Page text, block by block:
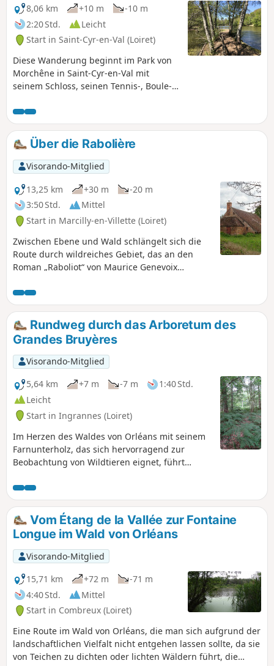
8,06 km
+10 m
-10 m
2:20 Std.
Leicht
Start in Saint-Cyr-en-Val (Loiret)
Diese Wanderung beginnt im Park von
Morchêne in Saint-Cyr-en-Val mit
seinem Schloss, seinen Tennis-, Boule-
Trimm-dich-Pfad und führt dann den
gleichnamigen Bach hinauf. Eine von
Bäumen gesäumte Strecke, sehr
angenehm für einen Familienausflug
südlich des Ballungsraums Orléans.
Über die Rabolière
Visorando-Mitglied
13,25 km
+30 m
-20 m
3:50 Std.
Mittel
Start in Marcilly-en-Villette (Loiret)
Zwischen Ebene und Wald schlängelt sich die
Route durch wildreiches Gebiet, das an den
Roman „Raboliot“ von Maurice Genevoix
dem Sologne, der von der Leidenschaft für die
Wilderei beseelt war. Daran erinnert der Ort „La
Rabolière“.
Rundweg durch das Arboretum des
Grandes Bruyères
Visorando-Mitglied
5,64 km
+7 m -7 m
1:40 Std.
Leicht
Start in Ingrannes (Loiret)
Im Herzen des Waldes von Orléans mit seinem
Farnunterholz, das sich hervorragend zur
Beobachtung von Wildtieren eignet, führt
Landschaften an zahlreichen Teichen vorbei.
Vom Étang de la Vallée zur Fontaine
Longue im Wald von Orléans
Visorando-Mitglied
15,71 km
+72 m
-71 m
4:40 Std.
Mittel
Start in Combreux (Loiret)
Eine Route im Wald von Orléans, die man sich aufgrund der
landschaftlichen Vielfalt nicht entgehen lassen sollte, da sie
von Teichen zu dichten oder lichten Wäldern führt, die